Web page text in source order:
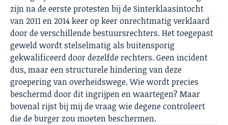
zijn na de eerste protesten bij de Sinterklaasintocht
van 2011 en 2014 keer op keer onrechtmatig verklaard
door de verschillende bestuursrechters. Het toegepast
geweld wordt stelselmatig als buitensporig
gekwalificeerd door dezelfde rechters. Geen incident
dus, maar een structurele hindering van deze
groepering van overheidswege. Wie wordt precies
beschermd door dit ingrijpen en waartegen? Maar
bovenal rijst bij mij de vraag wie degene controleert
die de burger zou moeten beschermen.